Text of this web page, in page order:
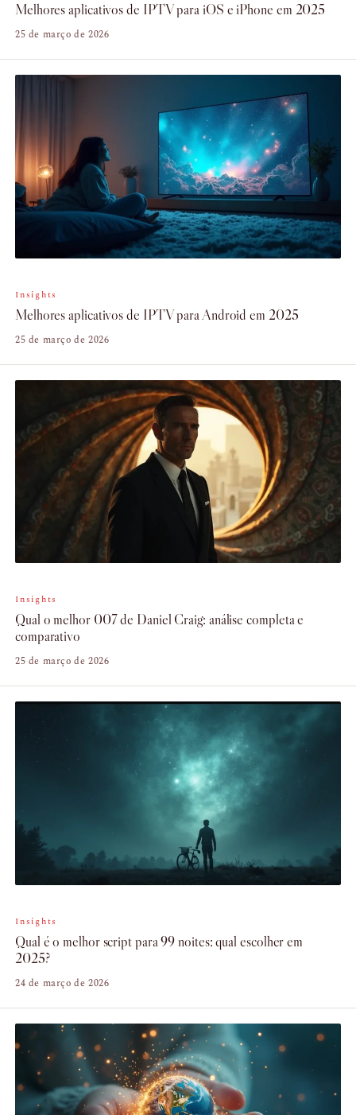
Melhores aplicativos de IPTV para iOS e iPhone em 2025
25 de março de 2026
Insights
Melhores aplicativos de IPTV para Android em 2025
25 de março de 2026
Insights
Qual o melhor 007 de Daniel Craig: análise completa e
comparativo
25 de março de 2026
Insights
Qual é o melhor script para 99 noites: qual escolher em
2025?
24 de março de 2026